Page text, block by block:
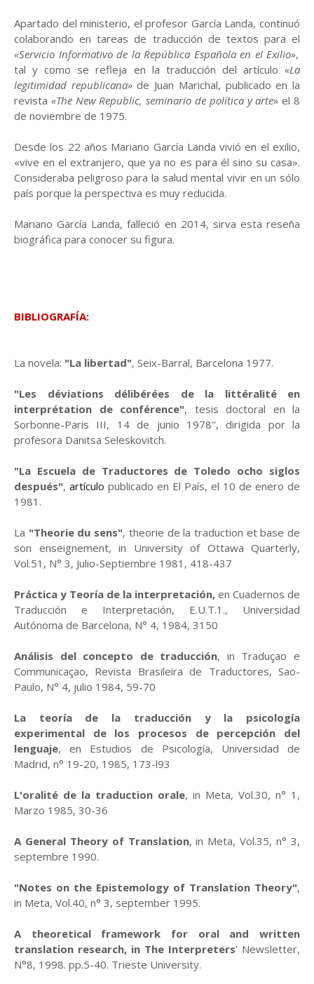
Apartado del ministerio, el profesor García Landa, continuó
colaborando en tareas de traducción de textos para el
«Servicio Informativo de la República Española en el Exilio»,
tal y como se refleja en la traducción del artículo «La
legitimidad republicana»de Juan Marichal, publicado en la
revista «The New Republic, seminario de política y arte» el 8
de noviembre de 1975.
Desde los 22 años Mariano García Landa vivió en el exilio,
«vive en el extranjero, que ya no es para él sino su casa».
Consideraba peligroso para la salud mental vivir en un sólo
país porque la perspectiva es muy reducida.
Mariano García Landa, falleció en 2014, sirva esta reseña
biográfica para conocer su figura.
BIBLIOGRAFÍA:
La novela: "La libertad", Seix-Barral, Barcelona 1977.
"Les déviations délibérées de la littéralité en
interprétation de conférence", tesis doctoral en la
Sorbonne-Paris III, 14 de junio 1978", dirigida por la
profesora Danitsa Seleskovitch.
"La Escuela de Traductores de Toledo ocho siglos
después", artículo publicado en El País, el 10 de enero de
1981.
La "Theorie du sens", theorie de la traduction et base de
son enseignement, in University of Ottawa Quarterly,
Vol.51, N° 3, Julio-Septiembre 1981, 418-437
Práctica y Teoría de la interpretación, en Cuadernos de
Traducción e Interpretación, E.U.T.1., Universidad
Autónoma de Barcelona, N° 4, 1984, 3150
Análisis del concepto de traducción, in Traduçao e
Communicaçao, Revista Brasileira de Traductores, Sao-
Paulo, N° 4, julio 1984, 59-70
La teoría de la traducción y la psicología
experimental de los procesos de percepción del
lenguaje, en Estudios de Psicología, Universidad de
Madrid, n° 19-20, 1985, 173-l93
L'oralité de la traduction orale, in Meta, Vol.30, n° 1,
Marzo 1985, 30-36
A General Theory of Translation, in Meta, Vol.35, n° 3,
septembre 1990.
"Notes on the Epistemology of Translation Theory",
in Meta, Vol.40, n° 3, september 1995.
A theoretical framework for oral and written
translation research, in The Interpreters' Newsletter,
N°8, 1998. pp.5-40. Trieste University.